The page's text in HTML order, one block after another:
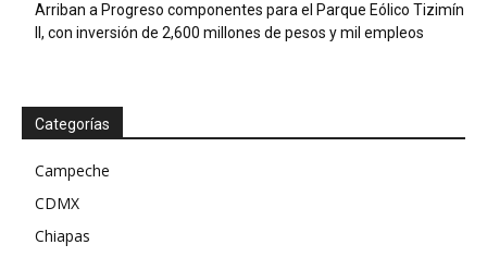
Arriban a Progreso componentes para el Parque Eólico Tizimín
II, con inversión de 2,600 millones de pesos y mil empleos
Categorías
Campeche
CDMX
Chiapas